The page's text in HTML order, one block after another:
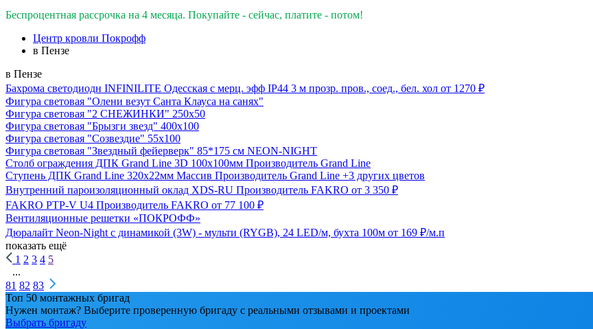
Беспроцентная рассрочка на 4 месяца. Покупайте - сейчас, платите - потом!
Центр кровли Покрофф
в Пензе
в Пензе
Бахрома светодиодн INFINILITE Одесская с мерц. эфф IP44 3 м прозр. пров., соед., бел. хол от 1270 ₽
Фигура световая "Олени везут Санта Клауса на санях"
Фигура световая "2 СНЕЖИНКИ" 250х50
Фигура световая "Брызги звезд" 400х100
Фигура световая "Созвездие" 55х100
Фигура световая "Звездный фейерверк" 85*175 см NEON-NIGHT
Столб ограждения ДПК Grand Line 3D 100х100мм Производитель Grand Line
Ступень ДПК Grand Line 320х22мм Массив Производитель Grand Line +3 других цветов
Внутренний пароизоляционный оклад XDS-RU Производитель FAKRO от 3 350 ₽
FAKRO PTP-V U4 Производитель FAKRO от 77 100 ₽
Вентиляционные решетки «ПОКРОФФ»
Дюралайт Neon-Night с динамикой (3W) - мульти (RYGB), 24 LED/м, бухта 100м от 169 ₽/м.п
показать ещё
1 2 3 4 5
...
81 82 83
Топ 50 монтажных бригад
Нужен монтаж? Выберите проверенную бригаду с реальными отзывами и проектами
Выбрать бригаду